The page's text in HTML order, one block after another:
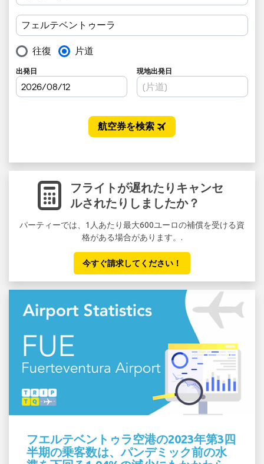
フライトが遅れたりキャンセ
ルされたりしましたか？
パーティーでは、1人あたり最大600ユーロの補償を受ける資
格がある場合があります。.
今すぐ請求してください！
フエルテベントゥラ空港の2023年第3四
半期の乗客数は、パンデミック前の水